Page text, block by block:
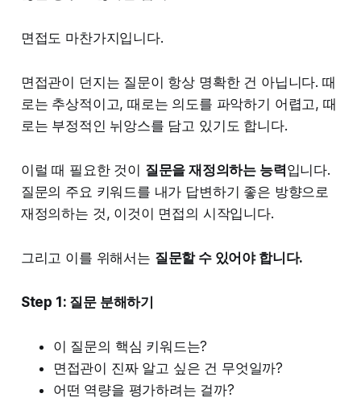
면접도 마찬가지입니다.
면접관이 던지는 질문이 항상 명확한 건 아닙니다. 때
로는 추상적이고, 때로는 의도를 파악하기 어렵고, 때
로는 부정적인 뉘앙스를 담고 있기도 합니다.
이럴 때 필요한 것이 질문을 재정의하는 능력입니다.
질문의 주요 키워드를 내가 답변하기 좋은 방향으로
재정의하는 것, 이것이 면접의 시작입니다.
그리고 이를 위해서는 질문할 수 있어야 합니다.
Step 1: 질문 분해하기
이 질문의 핵심 키워드는?
면접관이 진짜 알고 싶은 건 무엇일까?
어떤 역량을 평가하려는 걸까?